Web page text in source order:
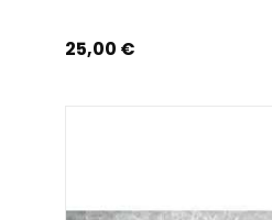
Prix
25,00 €